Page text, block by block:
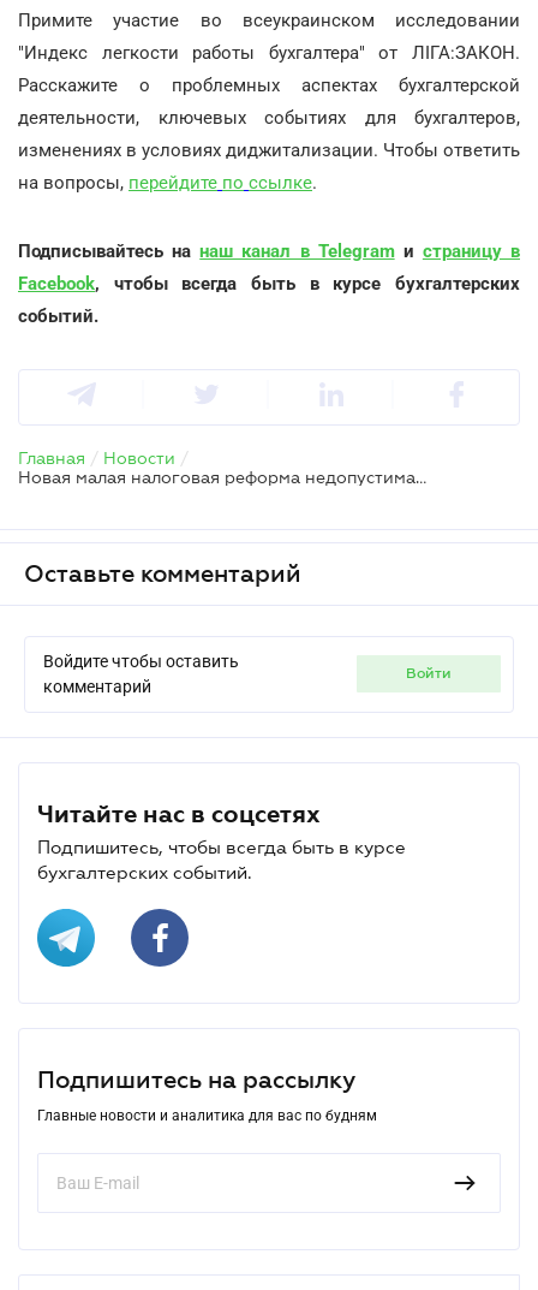
Примите участие во всеукраинском исследовании
"Индекс легкости работы бухгалтера" от ЛІГА:ЗАКОН.
Расскажите о проблемных аспектах бухгалтерской
деятельности, ключевых событиях для бухгалтеров,
изменениях в условиях диджитализации. Чтобы ответить
на вопросы, перейдите по ссылке.
Подписывайтесь нанаш канал в Telegramи страницу в
Facebook, чтобы всегда быть в курсе бухгалтерских
событий.
Главная / Новости /
Новая малая налоговая реформа недопустима — бизнес раскритиковал законопроект № 5600
Оставьте комментарий
Войдите чтобы оставить
комментарий
войти
Читайте нас в соцсетях
Подпишитесь, чтобы всегда быть в курсе
бухгалтерских событий.
Подпишитесь на рассылку
Главные новости и аналитика для вас по будням